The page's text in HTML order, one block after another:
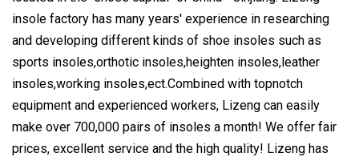
insole factory has many years' experience in researching
and developing different kinds of shoe insoles such as
sports insoles,orthotic insoles,heighten insoles,leather
insoles,working insoles,ect.Combined with topnotch
equipment and experienced workers, Lizeng can easily
make over 700,000 pairs of insoles a month! We offer fair
prices, excellent service and the high quality! Lizeng has